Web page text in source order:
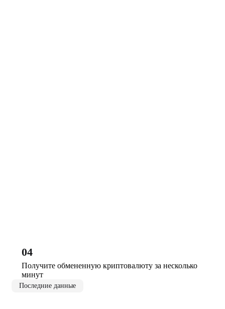
04
Получите обмененную криптовалюту за несколько
минут
Последние данные